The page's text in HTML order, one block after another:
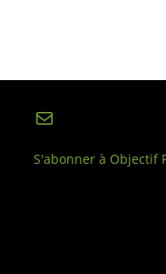
E-mail
S'abonner à Objectif